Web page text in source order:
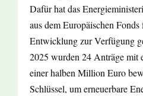
Dafür hat das
aus dem Europäischen
Entwicklung zur Verfügung
2025 wurden 24 Anträge mit
einer halben Million Euro
Schlüssel, um erneuerbare